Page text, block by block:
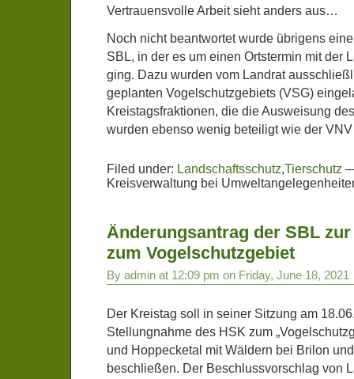
Vertrauensvolle Arbeit sieht anders aus…
Noch nicht beantwortet wurde übrigens
SBL, in der es um einen Ortstermin mit der
ging. Dazu wurden vom Landrat
geplanten Vogelschutzgebiets (VSG)
Kreistagsfraktionen, die die Ausweisung
wurden ebenso wenig beteiligt wie der
Filed under: Landschaftsschutz,Tierschutz
Kreisverwaltung bei
Änderungsantrag der SBL
zum Vogelschutzgebiet
By admin at 12:09 pm on Friday, June 18, 2021
Der Kreistag soll in seiner Sitzung am
Stellungnahme des HSK zum
und Hoppecketal mit Wäldern bei Brilon
beschließen. Der Beschlussvorschlag von